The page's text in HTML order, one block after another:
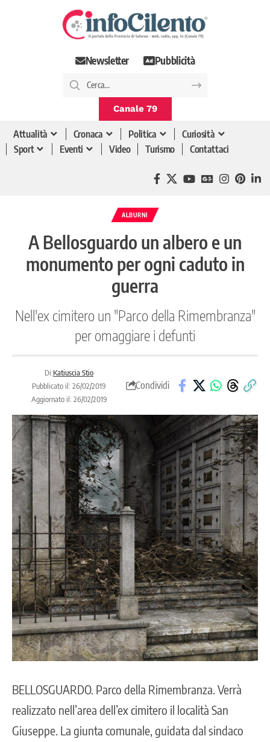
Newsletter Pubblicità
Canale 79
Attualità Cronaca Politica
Curiosità
Sport
Eventi Video Turismo Contattaci
ALBURNI
A Bellosguardo un albero e un
monumento per ogni caduto in
guerra
Nell'ex cimitero un "Parco della Rimembranza"
per omaggiare i defunti
Di:Katiuscia Stio
Pubblicato il: 26/02/2019
Aggiornato il: 26/02/2019
Condividi
BELLOSGUARDO. Parco della Rimembranza. Verrà
realizzato nell’area dell’ex cimitero il località San
Giuseppe. La giunta comunale, guidata dal sindaco